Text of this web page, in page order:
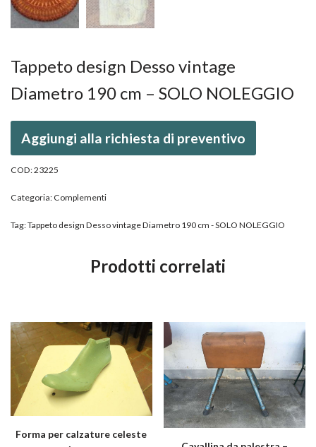
Tappeto design Desso vintage
Diametro 190 cm – SOLO NOLEGGIO
Aggiungi alla richiesta di preventivo
COD:23225
Categoria: Complementi
Tag:Tappeto design Desso vintage Diametro 190 cm - SOLO NOLEGGIO
Prodotti correlati
Forma per calzature celeste